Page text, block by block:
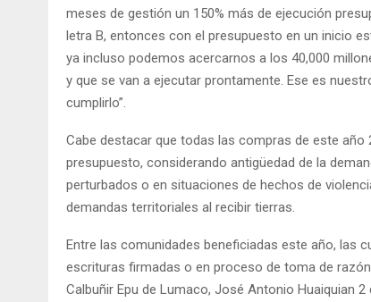
meses de gestión un 150% más de ejecución
letra B, entonces con el presupuesto en un inicio
ya incluso podemos acercarnos a los 40,000
y que se van a ejecutar prontamente. Ese es
cumplirlo”.
Cabe destacar que todas las compras de este año
presupuesto, considerando antigüedad de la
perturbados o en situaciones de hechos de
demandas territoriales al recibir tierras.
Entre las comunidades beneficiadas este año, las
escrituras firmadas o en proceso de toma de
Calbuñir Epu de Lumaco, José Antonio Huaiquian